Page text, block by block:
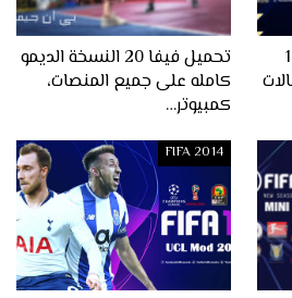
14
تحميل فيفا 20 النسخة الديمو
كامله على جميع المنصات،
كمبيوتر…
FIFA 2014